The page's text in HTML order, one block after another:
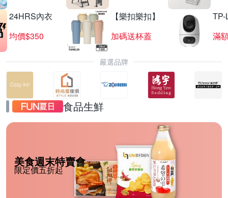
24HRS內衣
均價$350
【樂扣樂扣】
加碼送杯蓋
TP-
滿
嚴選品牌
食品生鮮
美食週末特賣會
限定價五折起